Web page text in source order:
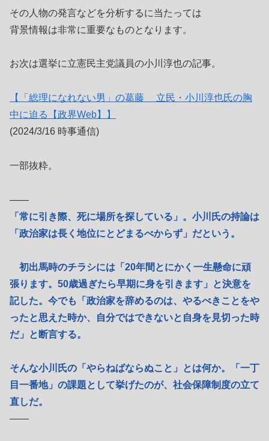
その人物の発言などを分析するに当たっては
背景情報は非常に重要なものとなります。
お次は選挙に立憲民主党議員の小川淳也の記事。
【「総理になれない男」の葛藤 立民・小川淳也氏の胸
中に迫る【政界Web】】
(2024/3/16 時事通信)
一部抜粋。
――
「常に引き際、死に場所を探している」。小川氏の持論は
「政治家は長く地位にとどまるべからず」だという。
初出馬時のチラシには「20年間とにかく一生懸命に頑
張ります。50歳過ぎたら早期に身を引きます」と決意を
記した。今でも「政治家を辞めるのは、やるべきことをや
ったと思えた時か、自分ではできないと自身を見切った時
だ」と断言する。
そんな小川氏の「やらねばならぬこと」とは何か。「一丁
目一番地」の課題として挙げたのが、社会保障制度の立て
直しだ。
――